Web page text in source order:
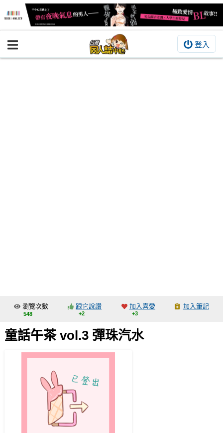
登入
BOOKY書集倉庫
交流中心
攤位轉讓區
註冊會員
登入
瀏覽次數
548
跟它說讚
+2
加入喜愛
+3
加入筆記
童話午茶 vol.3 彈珠汽水